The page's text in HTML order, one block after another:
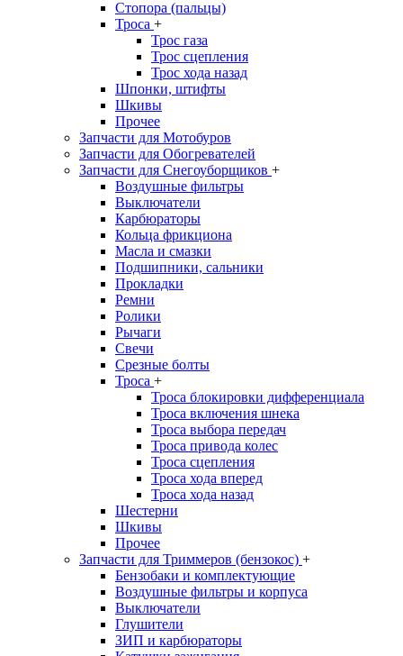
Стопора (пальцы)
Троса +
Трос газа
Трос сцепления
Трос хода назад
Шпонки, штифты
Шкивы
Прочее
Запчасти для Мотобуров
Запчасти для Обогревателей
Запчасти для Снегоуборщиков +
Воздушные фильтры
Выключатели
Карбюраторы
Кольца фрикциона
Масла и смазки
Подшипники, сальники
Прокладки
Ремни
Ролики
Рычаги
Свечи
Срезные болты
Троса +
Троса блокировки дифференциала
Троса включения шнека
Троса выбора передач
Троса привода колес
Троса сцепления
Троса хода вперед
Троса хода назад
Шестерни
Шкивы
Прочее
Запчасти для Триммеров (бензокос) +
Бензобаки и комплектующие
Воздушные фильтры и корпуса
Выключатели
Глушители
ЗИП и карбюраторы